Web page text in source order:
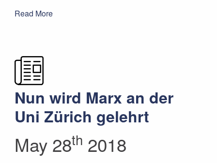
Read More
Nun wird Marx an der
Uni Zürich gelehrt
May 28th 2018